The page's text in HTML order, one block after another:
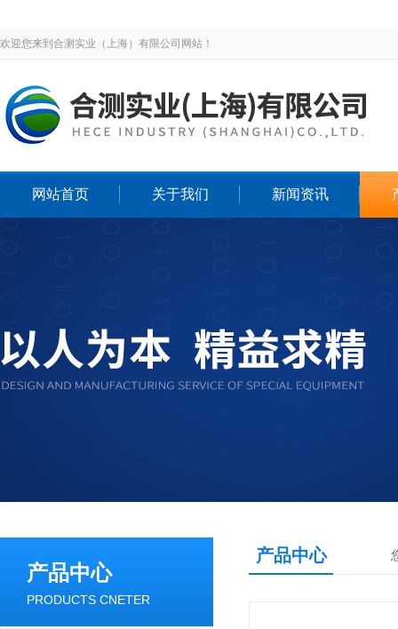
欢迎您来到合测实业（上海）有限公司网站！
网站首页 关于我们 新闻资讯
产品中心
PRODUCTS CNETER
产品中心